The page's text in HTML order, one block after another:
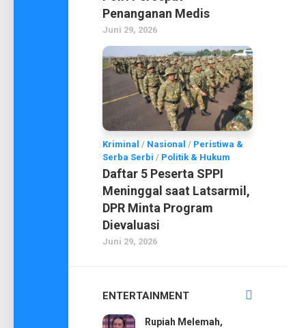
Penanganan Medis
Juni 29, 2026
Kriminal / Nasional / Peristiwa &
Serba Serbi / Politik & Hukum
Daftar 5 Peserta SPPI
Meninggal saat Latsarmil,
DPR Minta Program
Dievaluasi
Juni 29, 2026
ENTERTAINMENT
Rupiah Melemah,